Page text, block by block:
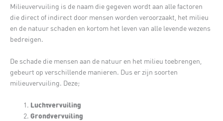
Milieuvervuiling is de naam die gegeven wordt aan alle factoren
die direct of indirect door mensen worden veroorzaakt, het milieu
en de natuur schaden en kortom het leven van alle levende wezens
bedreigen.
De schade die mensen aan de natuur en het milieu toebrengen,
gebeurt op verschillende manieren. Dus er zijn soorten
milieuvervuiling. Deze;
Luchtvervuiling
Grondvervuiling